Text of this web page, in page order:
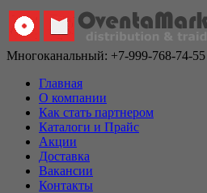
Многоканальный: +7-999-768-74-55
Главная
О компании
Как стать партнером
Каталоги и Прайс
Акции
Доставка
Вакансии
Контакты